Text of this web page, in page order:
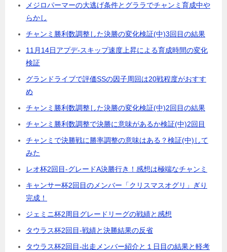
メジロパーマーの大逃げ条件とグララでチャンミ育成中や
らかし
チャンミ勝利数調整した決勝の変化検証(中)3回目の結果
11月14日アプデ-スキップ速度上昇による育成時間の変化
検証
グランドライブで評価SSの因子周回は20戦程度がおすす
め
チャンミ勝利数調整した決勝の変化検証(中)2回目の結果
チャンミ勝利数調整で決勝に意味があるか検証(中)2回目
チャンミで決勝戦に勝率調整の意味はある？検証(中)して
みた
レオ杯2回目-グレードA決勝行き！感想は極端なチャンミ
キャンサー杯2回目のメンバー「クリスマスオグリ」ぎり
完成！
ジェミニ杯2周目グレードリーグの戦績と感想
タウラス杯2回目-戦績と決勝結果の反省
タウラス杯2回目-出走メンバー紹介と１日目の結果と軽考